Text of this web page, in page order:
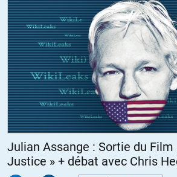
Julian Assange : Sortie du Film
Justice » + débat avec Chris